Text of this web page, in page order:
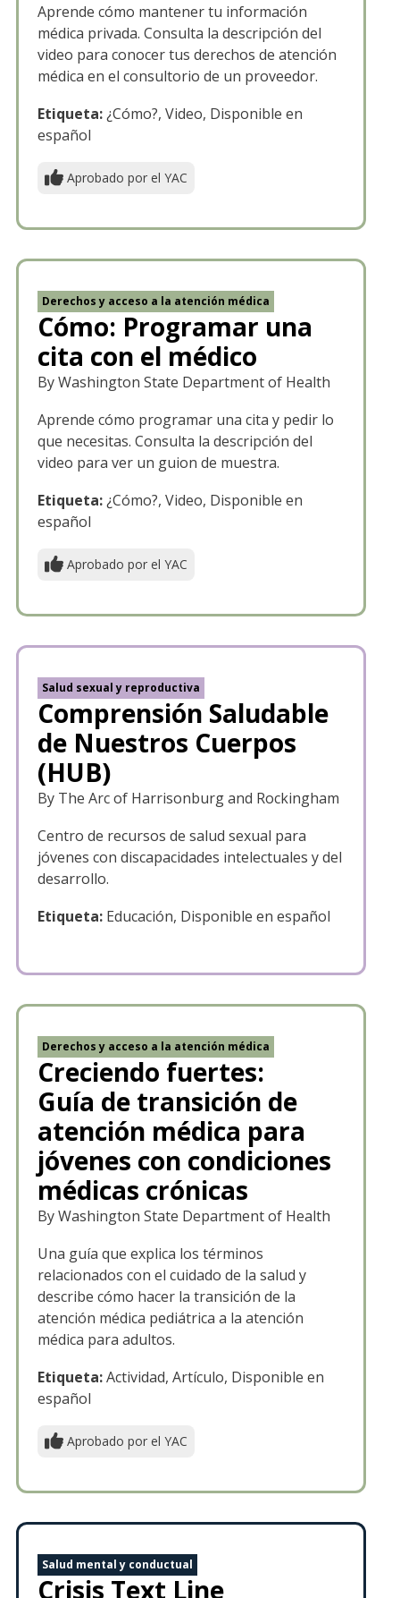
Aprende cómo mantener tu información
médica privada. Consulta la descripción del
video para conocer tus derechos de atención
médica en el consultorio de un proveedor.
Etiqueta:¿Cómo?, Video, Disponible en
español
Aprobado por el YAC
Derechos y acceso a la atención médica
Cómo: Programar una
cita con el médico
By Washington State Department of Health
Aprende cómo programar una cita y pedir lo
que necesitas. Consulta la descripción del
video para ver un guion de muestra.
Etiqueta:¿Cómo?, Video, Disponible en
español
Aprobado por el YAC
Salud sexual y reproductiva
Comprensión Saludable
de Nuestros Cuerpos
(HUB)
By The Arc of Harrisonburg and Rockingham
Centro de recursos de salud sexual para
jóvenes con discapacidades intelectuales y del
desarrollo.
Etiqueta: Educación, Disponible en español
Derechos y acceso a la atención médica
Creciendo fuertes:
Guía de transición de
atención médica para
jóvenes con condiciones
médicas crónicas
By Washington State Department of Health
Una guía que explica los términos
relacionados con el cuidado de la salud y
describe cómo hacer la transición de la
atención médica pediátrica a la atención
médica para adultos.
Etiqueta:Actividad, Artículo, Disponible en
español
Aprobado por el YAC
Salud mental y conductual
Crisis Text Line